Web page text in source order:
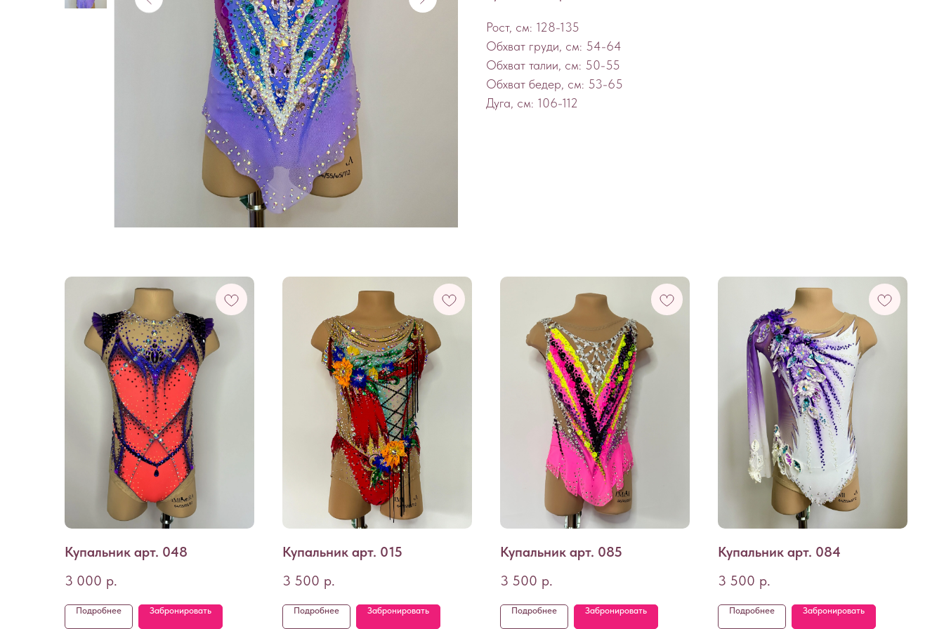
Рост, см: 128-135
Обхват груди, см: 54-64
Обхват талии, см: 50-55
Обхват бедер, см: 53-65
Дуга, см: 106-112
Купальник арт. 048
3 000 р.
Подробнее Забронировать
Купальник арт. 015
3 500 р.
Подробнее Забронировать
Купальник арт. 085
3 500 р.
Подробнее Забронировать
Купальник арт. 084
3 500 р.
Подробнее Забронировать